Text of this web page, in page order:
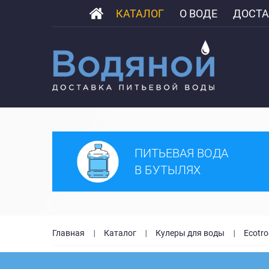
КАТАЛОГ О ВОДЕ
ПИТЬЕВАЯ ВОДА
В БУТЫЛЯХ
Главная Каталог Кулеры для воды